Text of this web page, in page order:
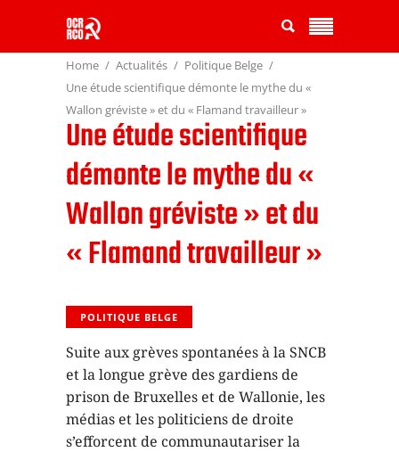
Home Actualités
Politique Belge
Une étude scientifique démonte le mythe du «
Wallon gréviste » et du « Flamand travailleur »
Une étude scientifique
démonte le mythe du «
Wallon gréviste » et du
« Flamand travailleur »
POLITIQUE BELGE
Suite aux grèves spontanées à la SNCB
et la longue grève des gardiens de
prison de Bruxelles et de Wallonie, les
médias et les politiciens de droite
s’efforcent de communautariser la